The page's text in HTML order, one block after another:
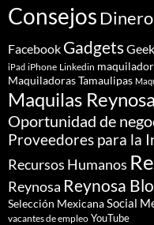
ConsejosDinero
Facebook Gadgets
iPad iPhone Linkedin
Maquiladoras Tamaulipas
Maquilas Reynosa
Oportunidad de
Proveedores para la
Recursos Humanos
Reynosa Reynosa
Selección MexicanaSocial
vacantes de empleo YouTube